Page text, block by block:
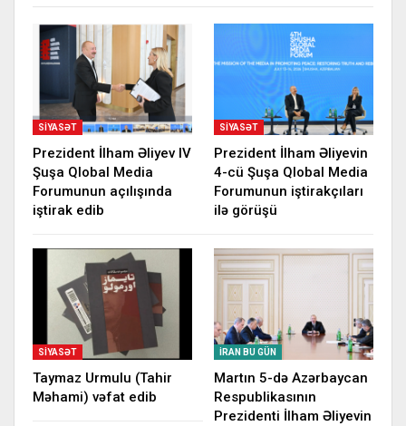
SIYASƏT
Prezident İlham Əliyev IV
Şuşa Qlobal Media
Forumunun açılışında
iştirak edib
SIYASƏT
Prezident İlham Əliyevin
4-cü Şuşa Qlobal Media
Forumunun iştirakçıları
ilə görüşü
SIYASƏT
Taymaz Urmulu (Tahir
Məhami) vəfat edib
İRAN BU GÜN
Martın 5-də Azərbaycan
Respublikasının
Prezidenti İlham Əliyevin